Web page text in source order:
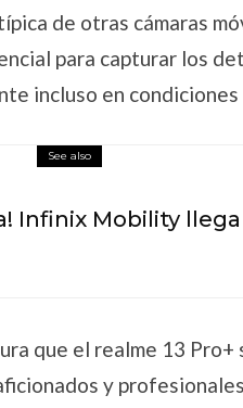
de otras cámaras
para capturar los
incluso en
See also
Infinix Mobility
que el realme 13 Pro+
y